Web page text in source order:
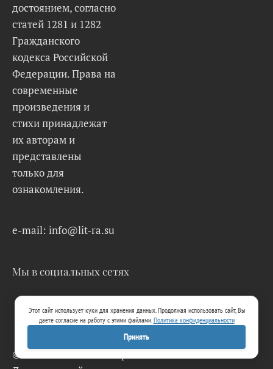
достоянием, согласно
статей 1281 и 1282
Гражданского
кодекса Российской
Федерации. Права на
современные
произведения и
стихи принадлежат
их авторам и
представлены
только для
ознакомления.
e-mail: info@lit-ra.su
Мы в социальных сетях
© 2026 Lit-Ra.su. Электронная библиотека.
Этот сайт использует куки для хранения данных. Продолжая использовать сайт, Вы
даете согласие на работу с этими файлами.Политика конфиденциальности
Принять